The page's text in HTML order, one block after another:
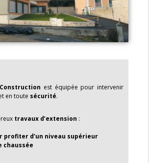
est équipée pour intervenir
en toute sécurité.
travaux d’extension :
profiter d’un niveau supérieur
chaussée